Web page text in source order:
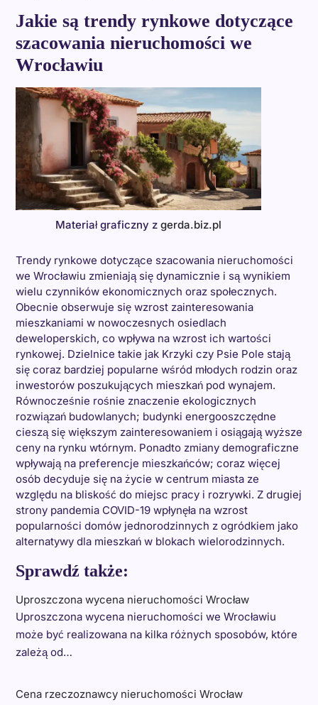
Jakie są trendy rynkowe dotyczące
szacowania nieruchomości we
Wrocławiu
Materiał graficzny z gerda.biz.pl
Trendy rynkowe dotyczące szacowania nieruchomości
we Wrocławiu zmieniają się dynamicznie i są wynikiem
wielu czynników ekonomicznych oraz społecznych.
Obecnie obserwuje się wzrost zainteresowania
mieszkaniami w nowoczesnych osiedlach
deweloperskich, co wpływa na wzrost ich wartości
rynkowej. Dzielnice takie jak Krzyki czy Psie Pole stają
się coraz bardziej popularne wśród młodych rodzin oraz
inwestorów poszukujących mieszkań pod wynajem.
Równocześnie rośnie znaczenie ekologicznych
rozwiązań budowlanych; budynki energooszczędne
cieszą się większym zainteresowaniem i osiągają wyższe
ceny na rynku wtórnym. Ponadto zmiany demograficzne
wpływają na preferencje mieszkańców; coraz więcej
osób decyduje się na życie w centrum miasta ze
względu na bliskość do miejsc pracy i rozrywki. Z drugiej
strony pandemia COVID-19 wpłynęła na wzrost
popularności domów jednorodzinnych z ogródkiem jako
alternatywy dla mieszkań w blokach wielorodzinnych.
Sprawdź także:
Uproszczona wycena nieruchomości Wrocław
Uproszczona wycena nieruchomości we Wrocławiu
może być realizowana na kilka różnych sposobów, które
zależą od…
Cena rzeczoznawcy nieruchomości Wrocław